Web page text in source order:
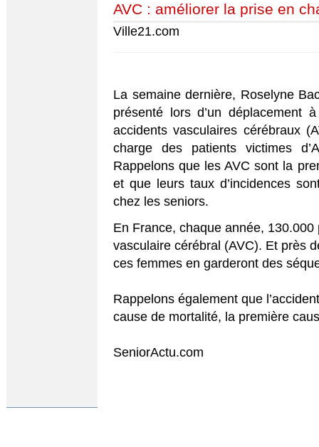
AVC : améliorer la prise en
Ville21.com
La semaine dernière, Roselyne
présenté lors d’un déplacement
accidents vasculaires cérébraux
charge des patients victimes
Rappelons que les AVC sont la
et que leurs taux d’incidences
chez les seniors.
En France, chaque année,
vasculaire cérébral (AVC). Et près
ces femmes en garderont des
Rappelons également que
cause de mortalité, la première
SeniorActu.com